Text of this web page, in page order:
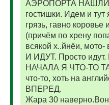
АЭРОПОРТА НАШЛИ
гостишки. Идем и
грязь, гавно коровье
(причём по хрену
всякой х..йнёи,
И ИДУТ. Просто
НАЧАЛА Я ЧТО-ТО
что-то, хоть на
ВПЕРЕД.
Жара 30